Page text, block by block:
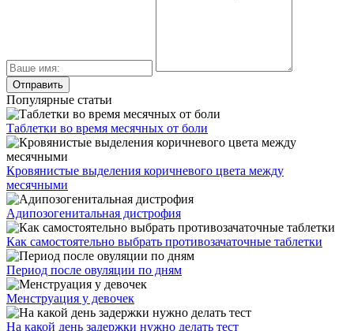
Популярные статьи
Таблетки во время месячных от боли
Кровянистые выделения коричневого цвета между
месячными
Адипозогенитальная дистрофия
Как самостоятельно выбрать противозачаточные таблетки
Период после овуляции по дням
Менструация у девочек
На какой день задержки нужно делать тест